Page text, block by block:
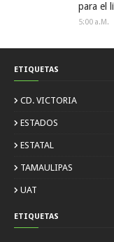
para el
5:00 A.m.
ETIQUETAS
CD. VICTORIA
ESTADOS
ESTATAL
TAMAULIPAS
UAT
ETIQUETAS